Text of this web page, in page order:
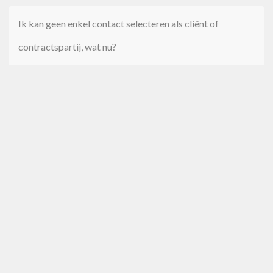
Ik kan geen enkel contact selecteren als cliënt of
contractspartij, wat nu?